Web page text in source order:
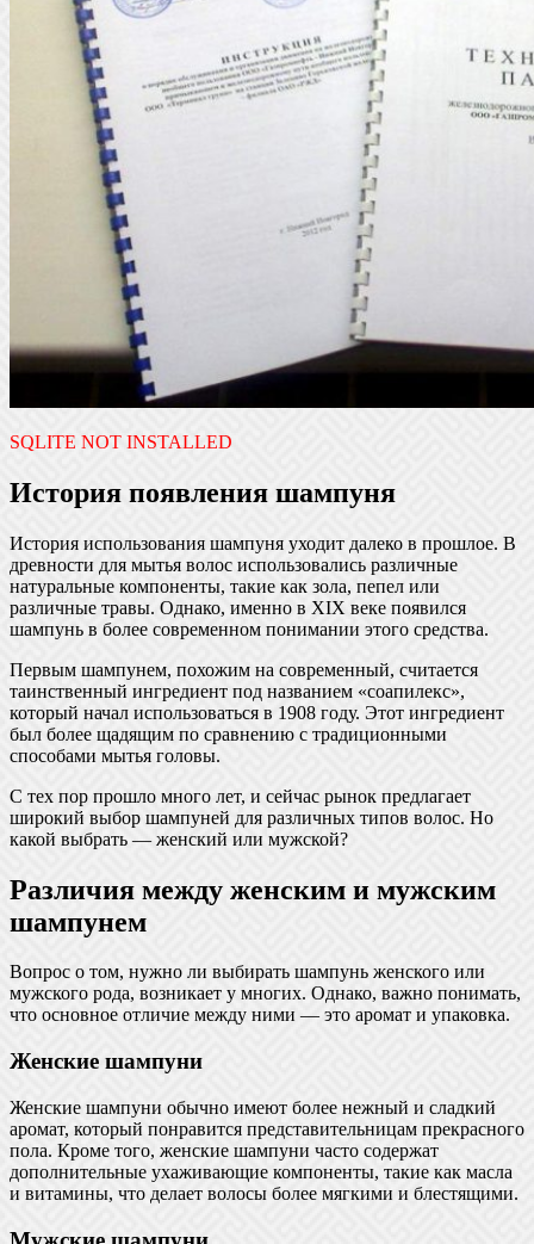
SQLITE NOT INSTALLED
История появления шампуня
История использования шампуня уходит далеко в прошлое. В
древности для мытья волос использовались различные
натуральные компоненты, такие как зола, пепел или
различные травы. Однако, именно в XIX веке появился
шампунь в более современном понимании этого средства.
Первым шампунем, похожим на современный, считается
таинственный ингредиент под названием «соапилекс»,
который начал использоваться в 1908 году. Этот ингредиент
был более щадящим по сравнению с традиционными
способами мытья головы.
С тех пор прошло много лет, и сейчас рынок предлагает
широкий выбор шампуней для различных типов волос. Но
какой выбрать — женский или мужской?
Различия между женским и мужским
шампунем
Вопрос о том, нужно ли выбирать шампунь женского или
мужского рода, возникает у многих. Однако, важно понимать,
что основное отличие между ними — это аромат и упаковка.
Женские шампуни
Женские шампуни обычно имеют более нежный и сладкий
аромат, который понравится представительницам прекрасного
пола. Кроме того, женские шампуни часто содержат
дополнительные ухаживающие компоненты, такие как масла
и витамины, что делает волосы более мягкими и блестящими.